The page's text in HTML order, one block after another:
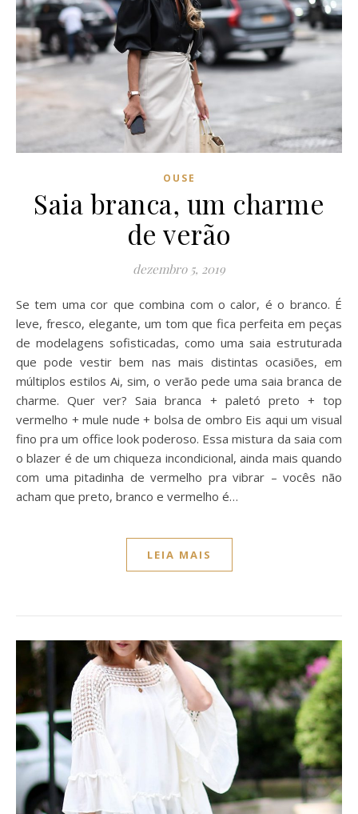
OUSE
Saia branca, um charme
de verão
dezembro 5, 2019
Se tem uma cor que combina com o calor, é o branco. É
leve, fresco, elegante, um tom que fica perfeita em peças
de modelagens sofisticadas, como uma saia estruturada
que pode vestir bem nas mais distintas ocasiões, em
múltiplos estilos Ai, sim, o verão pede uma saia branca de
charme. Quer ver? Saia branca + paletó preto + top
vermelho + mule nude + bolsa de ombro Eis aqui um visual
fino pra um office look poderoso. Essa mistura da saia com
o blazer é de um chiqueza incondicional, ainda mais quando
com uma pitadinha de vermelho pra vibrar – vocês não
acham que preto, branco e vermelho é…
LEIA MAIS